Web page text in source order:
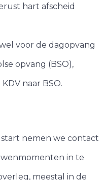
hart afscheid
voor de dagopvang
opvang (BSO),
naar BSO.
start nemen we contact
in te
meestal in de